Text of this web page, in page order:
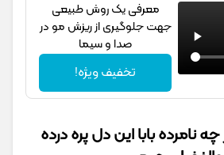
معرفی یک روش طبیعی
جهت جلوگیری از ریزش مو در
صدا و سیما
تخفیف ویژه!
نامرده بابا این دل پره درده